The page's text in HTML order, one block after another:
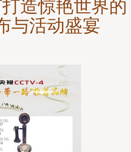
造惊艳世界的
与活动盛宴